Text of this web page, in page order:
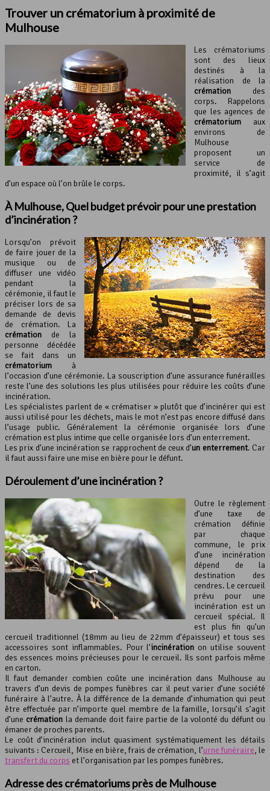
Trouver un crématorium à proximité de
Mulhouse
Les crématoriums
sont des lieux
destinés à la
réalisation de la
crémation des
corps. Rappelons
que les agences de
crématorium aux
environs de
Mulhouse
proposent un
service de
proximité, il s’agit
d’un espace où l’on brûle le corps.
À Mulhouse, Quel budget prévoir pour une prestation
d’incinération ?
Lorsqu’on prévoit
de faire jouer de la
musique ou de
diffuser une vidéo
pendant la
cérémonie, il faut le
préciser lors de sa
demande de devis
de crémation. La
crémation de la
personne décédée
se fait dans un
crématorium à
l’occasion d’une cérémonie. La souscription d’une assurance funérailles
reste l’une des solutions les plus utilisées pour réduire les coûts d’une
incinération.
Les spécialistes parlent de « crématiser » plutôt que d’incinérer qui est
aussi utilisé pour les déchets, mais le mot n’est pas encore diffusé dans
l’usage public. Généralement la cérémonie organisée lors d’une
crémation est plus intime que celle organisée lors d’un enterrement.
Les prix d’une incinération se rapprochent de ceux d’un enterrement. Car
il faut aussi faire une mise en bière pour le défunt.
Déroulement d’uneincinération?
Outre le règlement
d’une taxe de
crémation définie
par chaque
commune, le prix
d’une incinération
dépend de la
destination des
cendres. Le cercueil
prévu pour une
incinération est un
cercueil spécial. Il
est plus fin qu’un
cercueil traditionnel (18mm au lieu de 22mm d’épaisseur) et tous ses
accessoires sont inflammables. Pour l’incinération on utilise souvent
des essences moins précieuses pour le cercueil. Ils sont parfois même
en carton.
Il faut demander combien coûte une incinération dans Mulhouse au
travers d’un devis de pompes funèbres car il peut varier d’une société
funéraire à l’autre. À la différence de la demande d’inhumation qui peut
être effectuée par n’importe quel membre de la famille, lorsqu’il s’agit
d’une crémation la demande doit faire partie de la volonté du défunt ou
émaner de proches parents.
Le coût d’incinération inclut quasiment systématiquement les détails
suivants : Cercueil, Mise en bière, frais de crémation, l’urne funéraire, le
transfert du corps et l’organisation par les pompes funèbres.
Adresse des crématoriums près de Mulhouse